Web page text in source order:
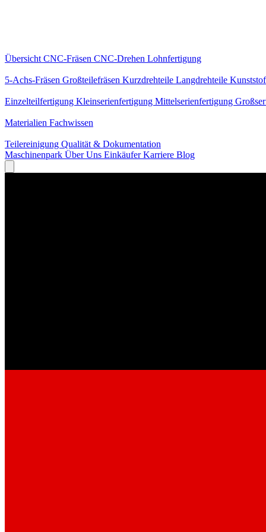
Übersicht CNC-Fräsen CNC-Drehen Lohnfertigung
5-Achs-Fräsen Großteilefräsen Kurzdrehteile Langdrehteile
Einzelteilfertigung Kleinserienfertigung Mittelserienfertigung
Materialien Fachwissen
Teilereinigung Qualität & Dokumentation
Maschinenpark Über Uns EinkäuferKarriere Blog